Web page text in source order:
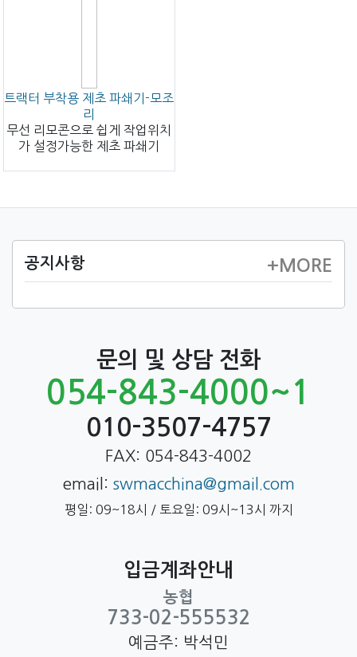
트랙터 부착용 제초 파쇄기-모조
리
무선 리모콘으로 쉽게 작업위치
가 설정가능한 제초 파쇄기
공지사항 +MORE
문의 및 상담 전화
054-843-4000~1
010-3507-4757
FAX: 054-843-4002
email: swmacchina@gmail.com
평일: 09~18시 / 토요일: 09시~13시 까지
입금계좌안내
농협
733-02-555532
예금주: 박석민